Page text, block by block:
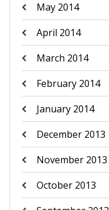
May 2014
April 2014
March 2014
February 2014
January 2014
December 2013
November 2013
October 2013